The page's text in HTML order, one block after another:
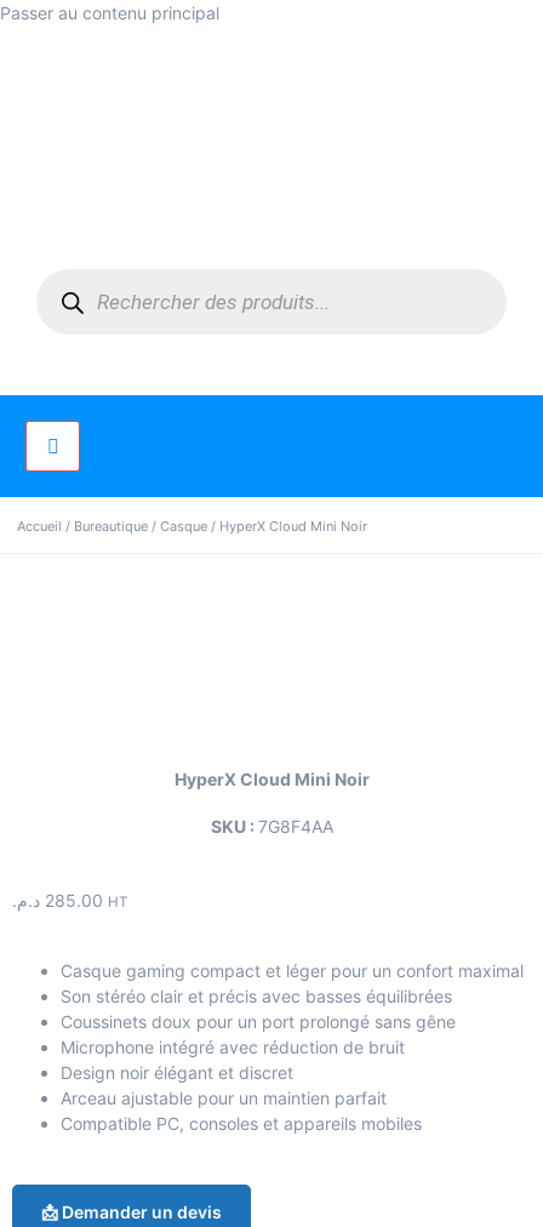
Passer au contenu principal
Accueil / Bureautique / Casque / HyperX Cloud Mini Noir
HyperX Cloud Mini Noir
SKU : 7G8F4AA
285.00 د.م. HT
Casque gaming compact et léger pour un confort maximal
Son stéréo clair et précis avec basses équilibrées
Coussinets doux pour un port prolongé sans gêne
Microphone intégré avec réduction de bruit
Design noir élégant et discret
Arceau ajustable pour un maintien parfait
Compatible PC, consoles et appareils mobiles
📩 Demander un devis